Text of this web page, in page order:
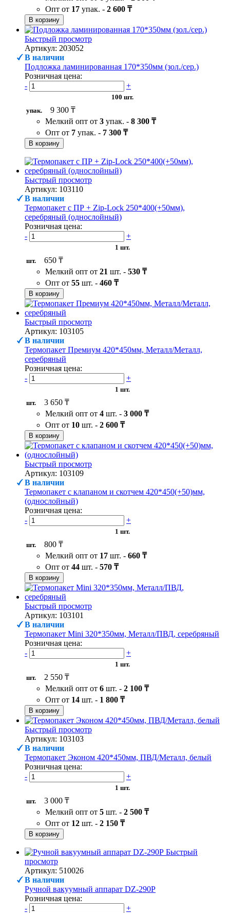
Опт от 17 упак. - 2 600 ₸
В корзину
Быстрый просмотр
Артикул: 203052
В наличии
Подложка ламинированная 170*350мм (зол./сер.)
Розничная цена:
-
+
100 шт.
упак.
9 300 ₸
Мелкий опт от 3 упак. - 8 300 ₸
Опт от 7 упак. - 7 300 ₸
В корзину
Быстрый просмотр
Артикул: 103110
В наличии
Термопакет с ПР + Zip-Lock 250*400(+50мм),
серебряный (однослойный)
Розничная цена:
-
+
1 шт.
шт.
650 ₸
Мелкий опт от 21 шт. - 530 ₸
Опт от 55 шт. - 460 ₸
В корзину
Быстрый просмотр
Артикул: 103105
В наличии
Термопакет Премиум 420*450мм, Металл/Металл,
серебряный
Розничная цена:
-
+
1 шт.
шт.
3 650 ₸
Мелкий опт от 4 шт. - 3 000 ₸
Опт от 10 шт. - 2 600 ₸
В корзину
Быстрый просмотр
Артикул: 103109
В наличии
Термопакет с клапаном и скотчем 420*450(+50)мм,
(однослойный)
Розничная цена:
-
+
1 шт.
шт.
800 ₸
Мелкий опт от 17 шт. - 660 ₸
Опт от 44 шт. - 570 ₸
В корзину
Быстрый просмотр
Артикул: 103101
В наличии
Термопакет Mini 320*350мм, Металл/ПВД, серебряный
Розничная цена:
-
+
1 шт.
шт.
2 550 ₸
Мелкий опт от 6 шт. - 2 100 ₸
Опт от 14 шт. - 1 800 ₸
В корзину
Быстрый просмотр
Артикул: 103103
В наличии
Термопакет Эконом 420*450мм, ПВД/Металл, белый
Розничная цена:
-
+
1 шт.
шт.
3 000 ₸
Мелкий опт от 5 шт. - 2 500 ₸
Опт от 12 шт. - 2 150 ₸
В корзину
Быстрый
просмотр
Артикул: 510026
В наличии
Ручной вакуумный аппарат DZ-290P
Розничная цена:
-
+